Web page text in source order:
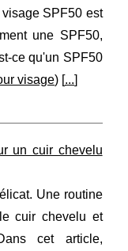
SPF50 est
une SPF50,
ce qu'un SPF50
visage) [...]
un cuir chevelu
Une routine
cuir chevelu et
cet article,